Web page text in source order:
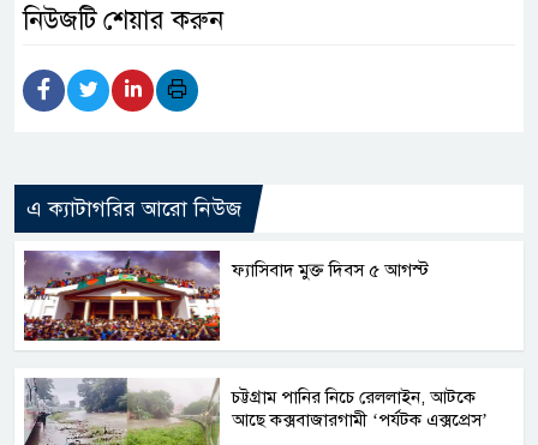
নিউজটি শেয়ার করুন
এ ক্যাটাগরির আরো নিউজ
ফ্যাসিবাদ মুক্ত দিবস ৫ আগস্ট
চট্টগ্রাম পানির নিচে রেললাইন, আটকে
আছে কক্সবাজারগামী ‘পর্যটক এক্সপ্রেস’